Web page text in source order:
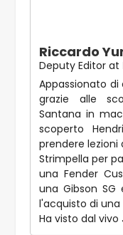
Riccardo
Deputy Editor at
Appassionato
grazie alle
Santana in
scoperto
prendere lezioni
Strimpella per
una Fender
una Gibson SG
l'acquisto di una
Ha visto dal vivo